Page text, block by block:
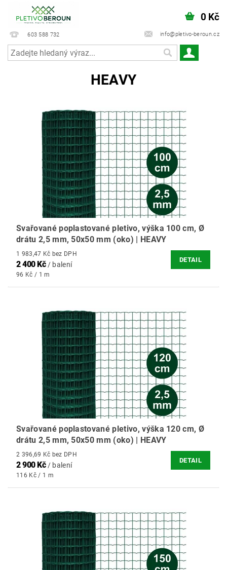
603 588 732 info@pletivo-beroun.cz
0 Kč
HEAVY
Svařované poplastované pletivo, výška 100 cm, Ø
drátu 2,5 mm, 50x50 mm (oko) | HEAVY
1 983,47 Kč bez DPH
2 400 Kč / balení
96 Kč / 1 m
DETAIL
Svařované poplastované pletivo, výška 120 cm, Ø
drátu 2,5 mm, 50x50 mm (oko) | HEAVY
2 396,69 Kč bez DPH
2 900 Kč / balení
116 Kč / 1 m
DETAIL